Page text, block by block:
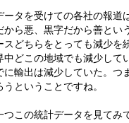
タを受けての各社の報道
から悪、黒字だから善とい
スどちらをとっても減少を
中どこの地域でも減少して
に輸出は減少していた。つ
うということですね。
この統計データを見てみ